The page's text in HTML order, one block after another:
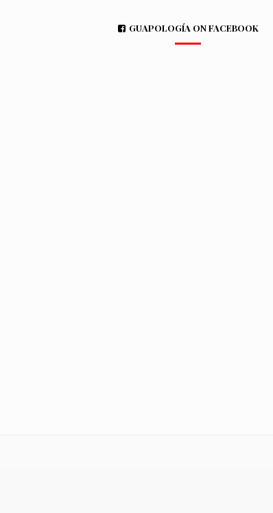
GUAPOLOGÍA ON FACEBOOK